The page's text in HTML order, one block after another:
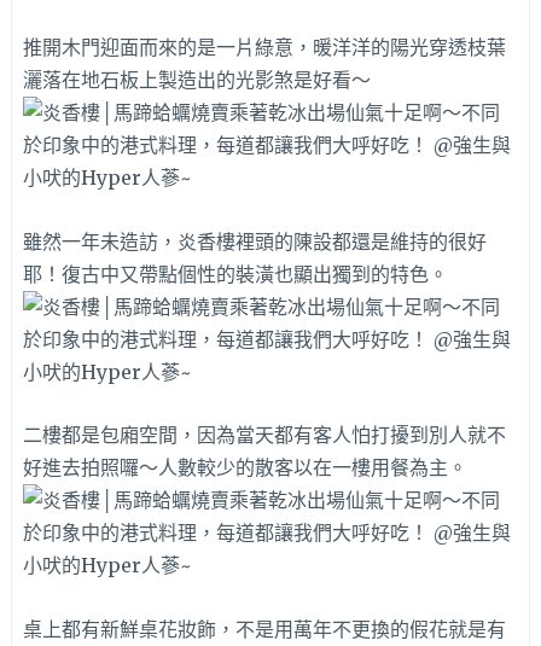
推開木門迎面而來的是一片綠意，暖洋洋的陽光穿透枝葉
灑落在地石板上製造出的光影煞是好看～
雖然一年未造訪，炎香樓裡頭的陳設都還是維持的很好
耶！復古中又帶點個性的裝潢也顯出獨到的特色。
二樓都是包廂空間，因為當天都有客人怕打擾到別人就不
好進去拍照囉～人數較少的散客以在一樓用餐為主。
桌上都有新鮮桌花妝飾，不是用萬年不更換的假花就是有